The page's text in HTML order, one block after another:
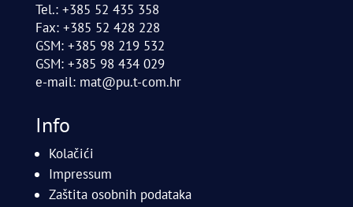
Tel.: +385 52 435 358
Fax: +385 52 428 228
GSM: +385 98 219 532
GSM: +385 98 434 029
e-mail: mat@pu.t-com.hr
Info
Kolačići
Impressum
Zaštita osobnih podataka